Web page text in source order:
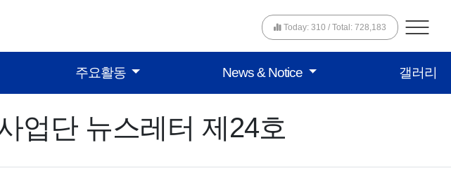
Today: 310 / Total: 728,183
주요활동 News & Notice 갤러리
업단 뉴스레터 제24호